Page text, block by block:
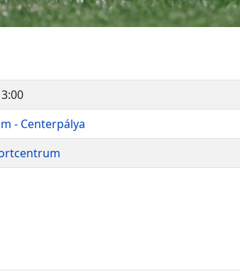
- Centerpálya